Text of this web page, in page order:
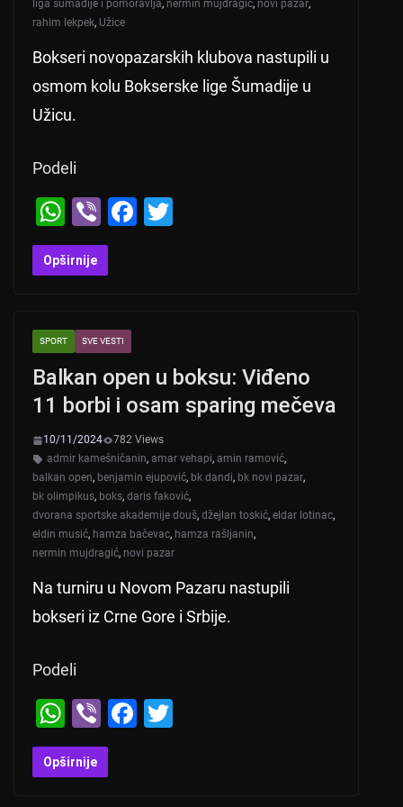
liga šumadije i pomoravlja, nermin mujdragić, novi pazar,
rahim lekpek, Užice
Bokseri novopazarskih klubova nastupili u
osmom kolu Bokserske lige Šumadije u
Užicu.
Podeli
W
h
at
A
p
p
Vi
b
er
F
o
k
Opširnije
SPORT SVE VESTI
Balkan open u boksu: Viđeno
11 borbi i osam sparing mečeva
10/11/2024
782 Views
admir kamešničanin, amar vehapi, amin ramović,
balkan open, benjamin ejupović, bk dandi, bk novi pazar,
bk olimpikus, boks, daris faković,
dvorana sportske akademije douš, džejlan toskić, eldar lotinac,
eldin musić, hamza bačevac, hamza rašljanin,
nermin mujdragić, novi pazar
Na turniru u Novom Pazaru nastupili
bokseri iz Crne Gore i Srbije.
Podeli
W
h
at
Vi
b
er
F
Opširnije